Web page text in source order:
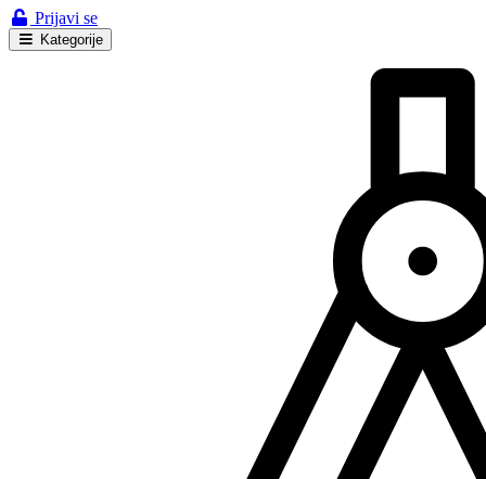
Prijavi se
Kategorije